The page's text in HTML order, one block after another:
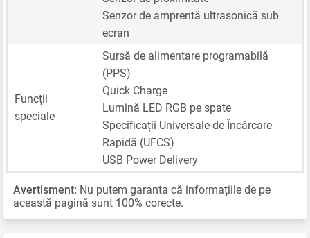
Senzor de amprentă ultrasonică sub
ecran
Funcții
speciale
Sursă de alimentare programabilă
(PPS)
Quick Charge
Lumină LED RGB pe spate
Specificații Universale de Încărcare
Rapidă (UFCS)
USB Power Delivery
Avertisment: Nu putem garanta că informațiile de pe
această pagină sunt 100% corecte.